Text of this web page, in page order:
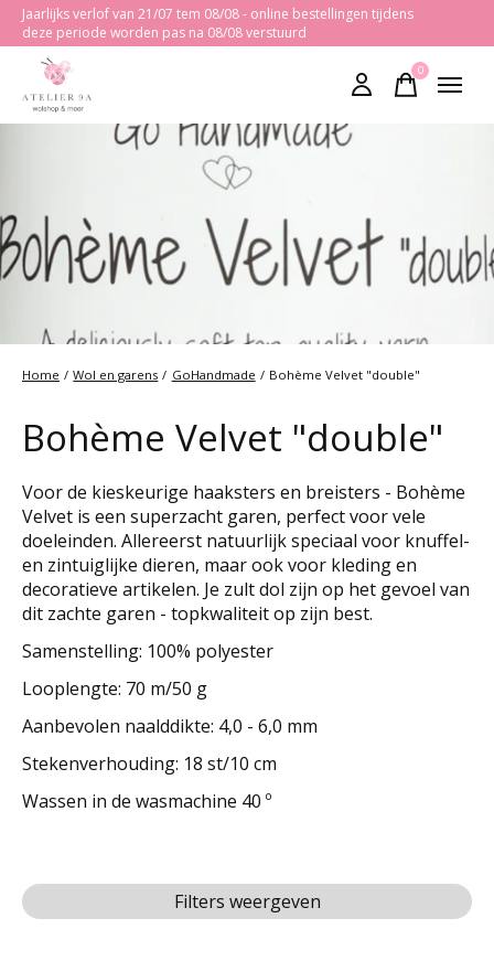
Jaarlijks verlof van 21/07 tem 08/08 - online bestellingen tijdens
deze periode worden pas na 08/08 verstuurd
0items
Home / Wol en garens / GoHandmade / Bohème Velvet "double"
Bohème Velvet "double"
Voor de kieskeurige haaksters en breisters - Bohème
Velvet is een superzacht garen, perfect voor vele
doeleinden. Allereerst natuurlijk speciaal voor knuffel-
en zintuiglijke dieren, maar ook voor kleding en
decoratieve artikelen. Je zult dol zijn op het gevoel van
dit zachte garen - topkwaliteit op zijn best.
Samenstelling: 100% polyester
Looplengte: 70 m/50 g
Aanbevolen naalddikte: 4,0 - 6,0 mm
Stekenverhouding: 18 st/10 cm
Wassen in de wasmachine 40 º
Filters weergeven